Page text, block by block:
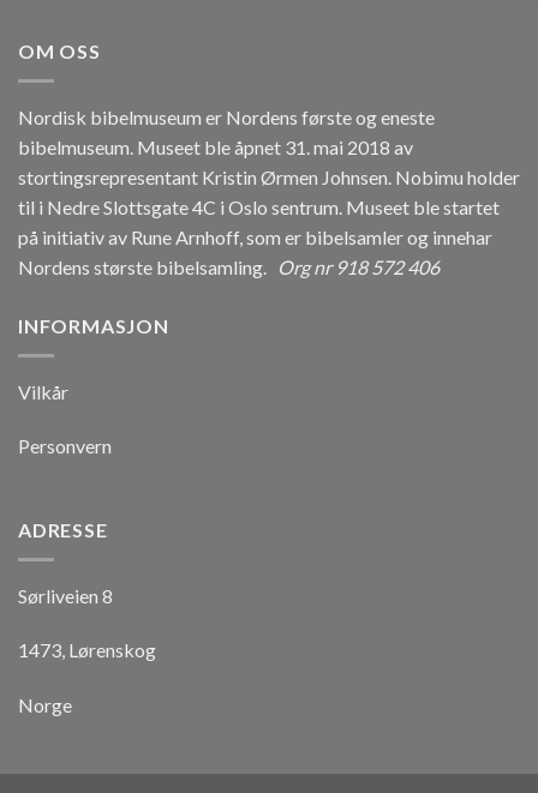
OM OSS
Nordisk bibelmuseum er Nordens første og eneste
bibelmuseum. Museet ble åpnet 31. mai 2018 av
stortingsrepresentant Kristin Ørmen Johnsen. Nobimu holder
til i Nedre Slottsgate 4C i Oslo sentrum. Museet ble startet
på initiativ av Rune Arnhoff, som er bibelsamler og innehar
Nordens største bibelsamling. Org nr 918 572 406
INFORMASJON
Vilkår
Personvern
ADRESSE
Sørliveien 8
1473, Lørenskog
Norge